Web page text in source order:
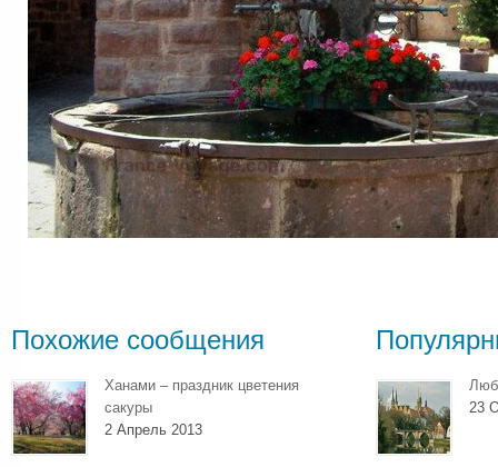
Похожие сообщения
Ханами – праздник цветения
сакуры
2 Апрель 2013
23